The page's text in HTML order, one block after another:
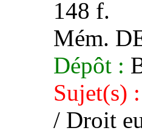
148 f.
Mém.
Dépôt :
Sujet(s) :
/ Droit